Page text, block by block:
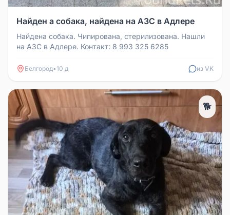
Найден а собака, найдена на АЗС в Адлере
Найдена собака. Чипирована, стерилизована. Нашли
на АЗС в Адлере. Контакт: 8 993 325 6285
Белгород•10 д из VK
🐕